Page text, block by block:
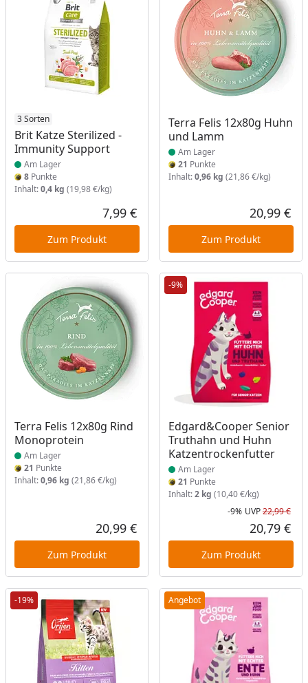
3 Sorten
Brit Katze Sterilized -
Immunity Support
Produkt am Lager
Am Lager
8 Punkte
Inhalt:0,4 kg (19,98 €/kg)
Aktueller Preis
7,99 €
Zum Produkt
Terra Felis 12x80g Huhn
und Lamm
Produkt am Lager
Am Lager
21 Punkte
Inhalt:0,96 kg (21,86 €/kg)
20,99 €
Zum Produkt
Terra Felis 12x80g Rind
Monoprotein
Produkt am Lager
Am Lager
21 Punkte
Inhalt:0,96 kg (21,86 €/kg)
Aktueller Preis
20,99 €
Zum Produkt
-9%
Edgard&Cooper Senior
Truthahn und Huhn
Katzentrockenfutter
Produkt am Lager
Am Lager
21 Punkte
Inhalt:2 kg (10,40 €/kg)
-9% UVP22,99 €
20,79 €
Zum Produkt
-19% Angebot